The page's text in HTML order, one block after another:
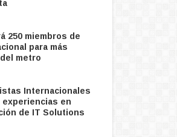
250 miembros de
para más
metro
Internacionales
experiencias en
de IT Solutions